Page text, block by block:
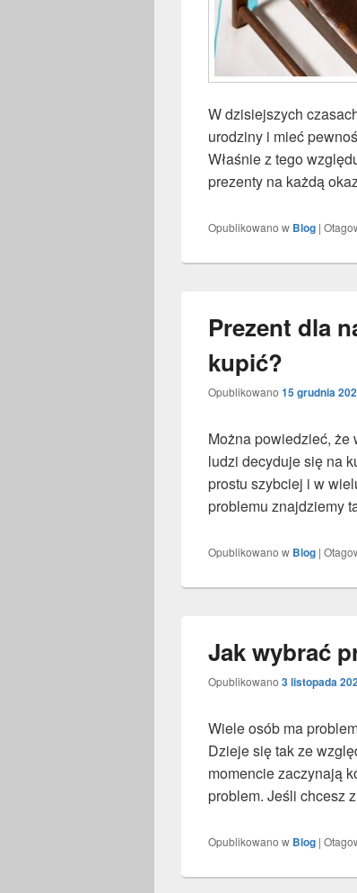
W dzisiejszych
urodziny i mieć
Właśnie z tego
prezenty na każdą
Opublikowano w Blog |
Prezent dla
kupić?
Opublikowano 15 grudnia
Można powiedzieć,
ludzi decyduje się na
prostu szybciej i w
problemu znajdziemy
Opublikowano w Blog |
Jak wybrać
Opublikowano 3 listopada
Wiele osób ma
Dzieje się tak ze
momencie zaczynają
problem. Jeśli chcesz
Opublikowano w Blog |